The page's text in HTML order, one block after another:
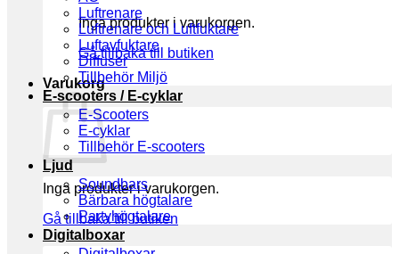
Inga produkter i varukorgen.
Gå tillbaka till butiken
Varukorg
Inga produkter i varukorgen.
Gå tillbaka till butiken
Luftrenare
Luftrenare och Luftfuktare
Luftavfuktare
Diffuser
Tillbehör Miljö
E-scooters / E-cyklar
E-Scooters
E-cyklar
Tillbehör E-scooters
Ljud
Soundbars
Bärbara högtalare
Partyhögtalare
Digitalboxar